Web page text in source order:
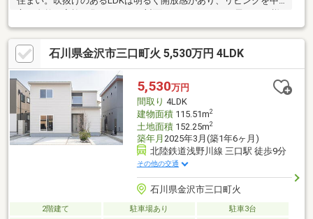
子も見守りやすく、毎日の家事も安心。耐震等級3・長期優良住宅
基準に対応し、許容応力度計算も実施。将来を見据えた住まい選
びを考えるご家族におすすめです。収納も豊富で、おもちゃや季
節用品もすっきり片付きます。
石川県金沢市三口町火 5,530万円 4LDK
5,530万円
間取り 4LDK
建物面積115.51m2
土地面積152.25m2
築年月 2025年3月(築1年6ヶ月)
北陸鉄道浅野川線 三口駅 徒歩9分
その他の交通
石川県金沢市三口町火
2階建て 駐車場あり
駐車3台